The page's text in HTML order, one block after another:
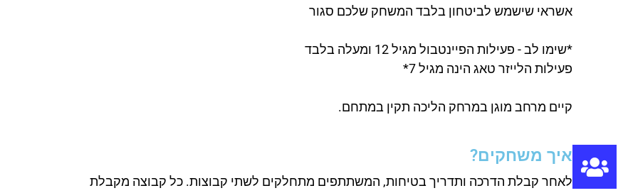
אשראי שישמש לביטחון בלבד המשחק שלכם סגור
*שימו לב - פעילות הפיינטבול מגיל 12 ומעלה בלבד
פעילות הלייזר טאג הינה מגיל 7*
קיים מרחב מוגן במרחק הליכה תקין במתחם.
איך משחקים?
לאחר קבלת הדרכה ותדריך בטיחות, המשתתפים מתחלקים לשתי קבוצות. כל קבוצה מקבלת